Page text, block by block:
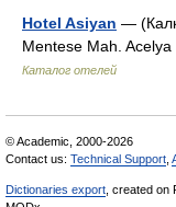
Hotel Asiyan —
Mentese Mah.
Каталог отелей
© Academic, 2000-2026
Contact us: Technical Support
Dictionaries export , created on